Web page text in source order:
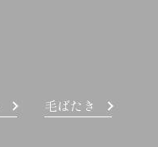
毛ばたき